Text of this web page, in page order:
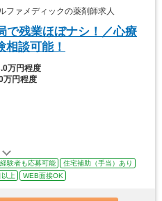
ァメディックの薬剤師求人
で残業ほぼナシ！／心療
談可能！
万円程度
万円程度
験者も応募可能
住宅補助（手当）あり
上 WEB面接OK